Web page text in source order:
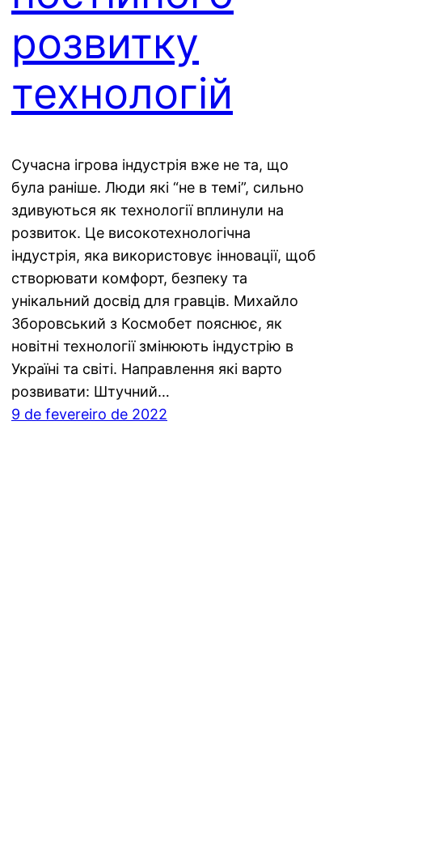
розвитку
технологій
Сучасна ігрова індустрія вже не та, що
була раніше. Люди які “не в темі”, сильно
здивуються як технології вплинули на
розвиток. Це високотехнологічна
індустрія, яка використовує інновації, щоб
створювати комфорт, безпеку та
унікальний досвід для гравців. Михайло
Зборовський з Космобет пояснює, як
новітні технології змінюють індустрію в
Україні та світі. Направлення які варто
розвивати: Штучний…
9 de fevereiro de 2022